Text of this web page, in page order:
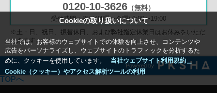
Cookieの取り扱いについて
当社では、お客様のウェブサイトでの体験を向上させ、コンテンツや
広告をパーソナライズし、ウェブサイトのトラフィックを分析するた
めに、クッキーを使用しています。
当社ウェブサイト利用規約＿
Cookie（クッキー）やアクセス解析ツールの利用
0120-10-3626 （無料）
受付時間：平日(月曜〜金曜) 9:00〜19:00
※土・日、祝日、振替休日、および弊社指定休業日はお休みをいただ
きます。
Powered by
TOPへ